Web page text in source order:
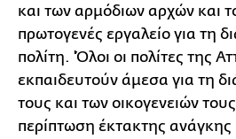
και των αρμόδιων αρχών και
πρωτογενές εργαλείο για τη
πολίτη. 'Όλοι οι πολίτες της
εκπαιδευτούν άμεσα για τη
τους και των οικογενειών
περίπτωση έκτακτης ανάγκης